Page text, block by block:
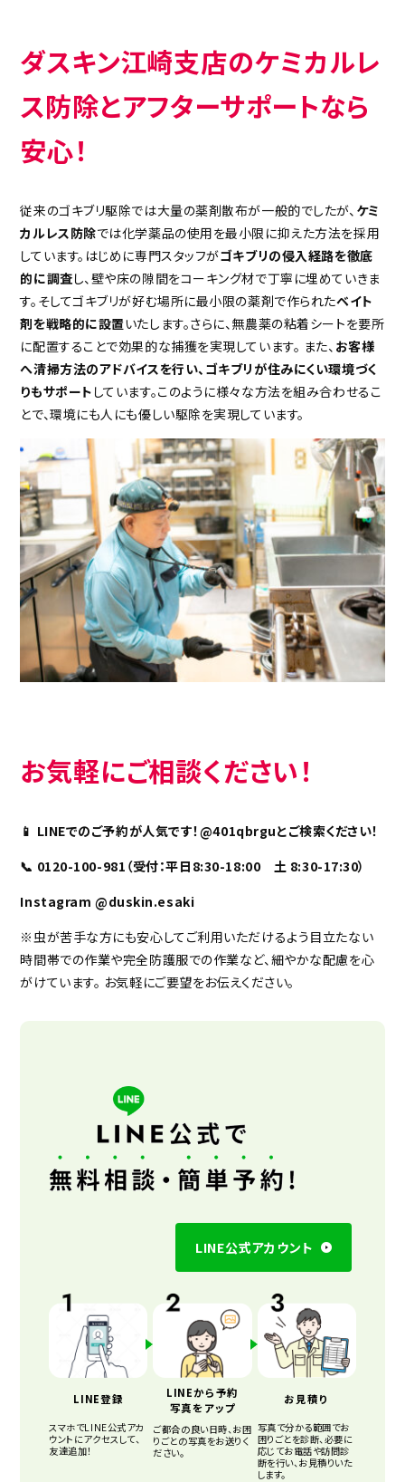
ダスキン江崎支店のケミカルレ
ス防除とアフターサポートなら
安心！
従来のゴキブリ駆除では大量の薬剤散布が一般的でしたが、 ケミ
カルレス防除では化学薬品の使用を最小限に抑えた方法を採用
しています。はじめに専門スタッフがゴキブリの侵入経路を徹底
的に調査し、壁や床の隙間をコーキング材で丁寧に埋めていきま
す。そしてゴキブリが好む場所に最小限の薬剤で作られたベイト
剤を戦略的に設置いたします。さらに、無農薬の粘着シートを要所
に配置することで効果的な捕獲を実現しています。 また、 お客様
へ清掃方法のアドバイスを行い、ゴキブリが住みにくい環境づく
りもサポート しています。このように様々な方法を組み合わせるこ
とで、環境にも人にも優しい駆除を実現しています。
お気軽にご相談ください！
📱 LINEでのご予約が人気です！@401qbrguとご検索ください！
📞 0120-100-981（受付：平日8:30-18:00 土 8:30-17:30）
Instagram @duskin.esaki
※虫が苦手な方にも安心してご利用いただけるよう目立たない
時間帯での作業や完全防護服での作業など、細やかな配慮を心
がけています。 お気軽にご要望をお伝えください。
LINE公式アカウント
LINE登録
スマホでLINE公式アカ
ウントにアクセスして、
友達追加！
LINEから予約
写真をアップ
ご都合の良い日時、お困
りごとの写真をお送りく
ださい。
お見積り
写真で分かる範囲でお
困りごとを診断、必要に
応じてお電話や訪問診
断を行い、お見積りいた
します。